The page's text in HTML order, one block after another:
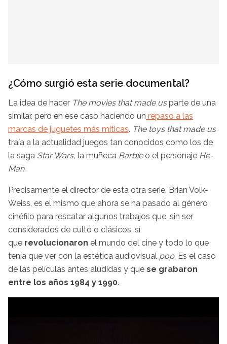
¿Cómo surgió esta serie documental?
La idea de hacer The movies that made usparte de una
similar, pero en ese caso haciendo un repaso a las
marcas de juguetes más míticas. The toys that made us
traía a la actualidad juegos tan conocidos como los de
la saga Star Wars, la muñeca Barbie o el personaje He-
Man.
Precisamente el director de esta otra serie, Brian Volk-
Weiss, es el mismo que ahora se ha pasado al género
cinéfilo para rescatar algunos trabajos que, sin ser
considerados de culto o clásicos, sí
que revolucionaron el mundo del cine y todo lo que
tenía que ver con la estética audiovisual pop. Es el caso
de las películas antes aludidas y que se grabaron
entre los años 1984 y 1990.